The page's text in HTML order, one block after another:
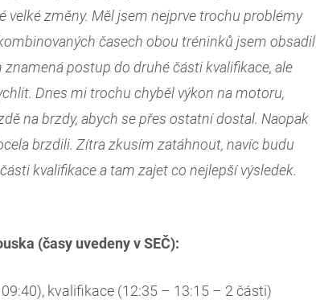
změny. Měl jsem nejprve trochu problémy
časech obou tréninků jsem obsadil
postup do druhé části kvalifikace, ale
Dnes mi trochu chyběl výkon na motoru,
na brzdy, abych se přes ostatní dostal. Naopak
brzdili. Zítra zkusím zatáhnout, navíc budu
kvalifikace a tam zajet co nejlepší výsledek.
(časy uvedeny v SEČ):
kvalifikace (12:35 – 13:15 – 2 části)